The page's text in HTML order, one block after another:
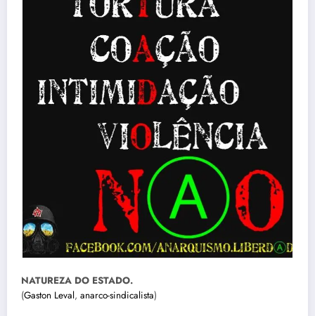
NATUREZA DO ESTADO.
(Gaston Leval, anarco-sindicalista)